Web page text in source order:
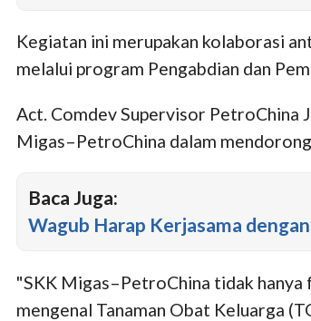
Kegiatan ini merupakan kolaborasi
melalui program Pengabdian dan
Act. Comdev Supervisor PetroChina
Migas–PetroChina dalam
Baca Juga:
Wagub Harap Kerjasama
"SKK Migas–PetroChina tidak
mengenal Tanaman Obat Keluarga